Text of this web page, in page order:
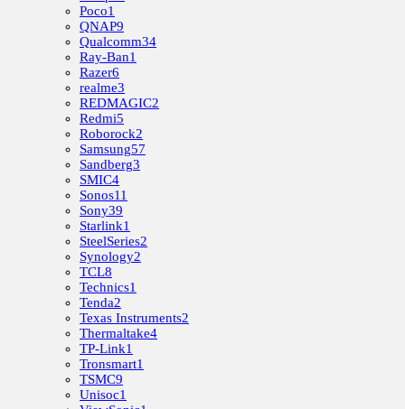
Poco1
QNAP9
Qualcomm34
Ray-Ban1
Razer6
realme3
REDMAGIC2
Redmi5
Roborock2
Samsung57
Sandberg3
SMIC4
Sonos11
Sony39
Starlink1
SteelSeries2
Synology2
TCL8
Technics1
Tenda2
Texas Instruments2
Thermaltake4
TP-Link1
Tronsmart1
TSMC9
Unisoc1